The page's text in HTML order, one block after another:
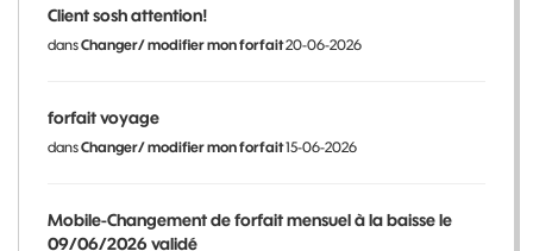
Client sosh attention!
dansChanger/ modifier mon forfait20-06-2026
forfait voyage
dansChanger/ modifier mon forfait15-06-2026
Mobile-Changement de forfait mensuel à la baisse le
09/06/2026 validé